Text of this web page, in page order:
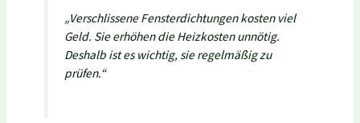
„Verschlissene Fensterdichtungen kosten viel
Geld. Sie erhöhen die Heizkosten unnötig.
Deshalb ist es wichtig, sie regelmäßig zu
prüfen.“